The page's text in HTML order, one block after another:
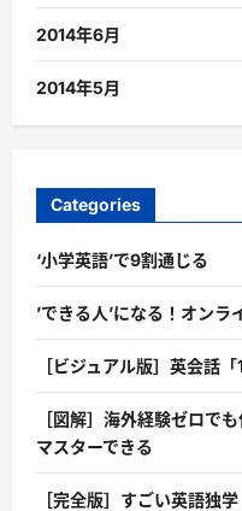
2014年6月
2014年5月
Categories
‘小学英語’で9割通じる
’できる人’になる！オン
［ビジュアル版］英会話
［図解］海外経験ゼロで
マスターできる
［完全版］すごい英語独学